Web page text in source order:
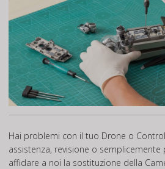
Hai problemi con il tuo Drone o
assistenza, revisione o semplicemente
affidare a noi la sostituzione della